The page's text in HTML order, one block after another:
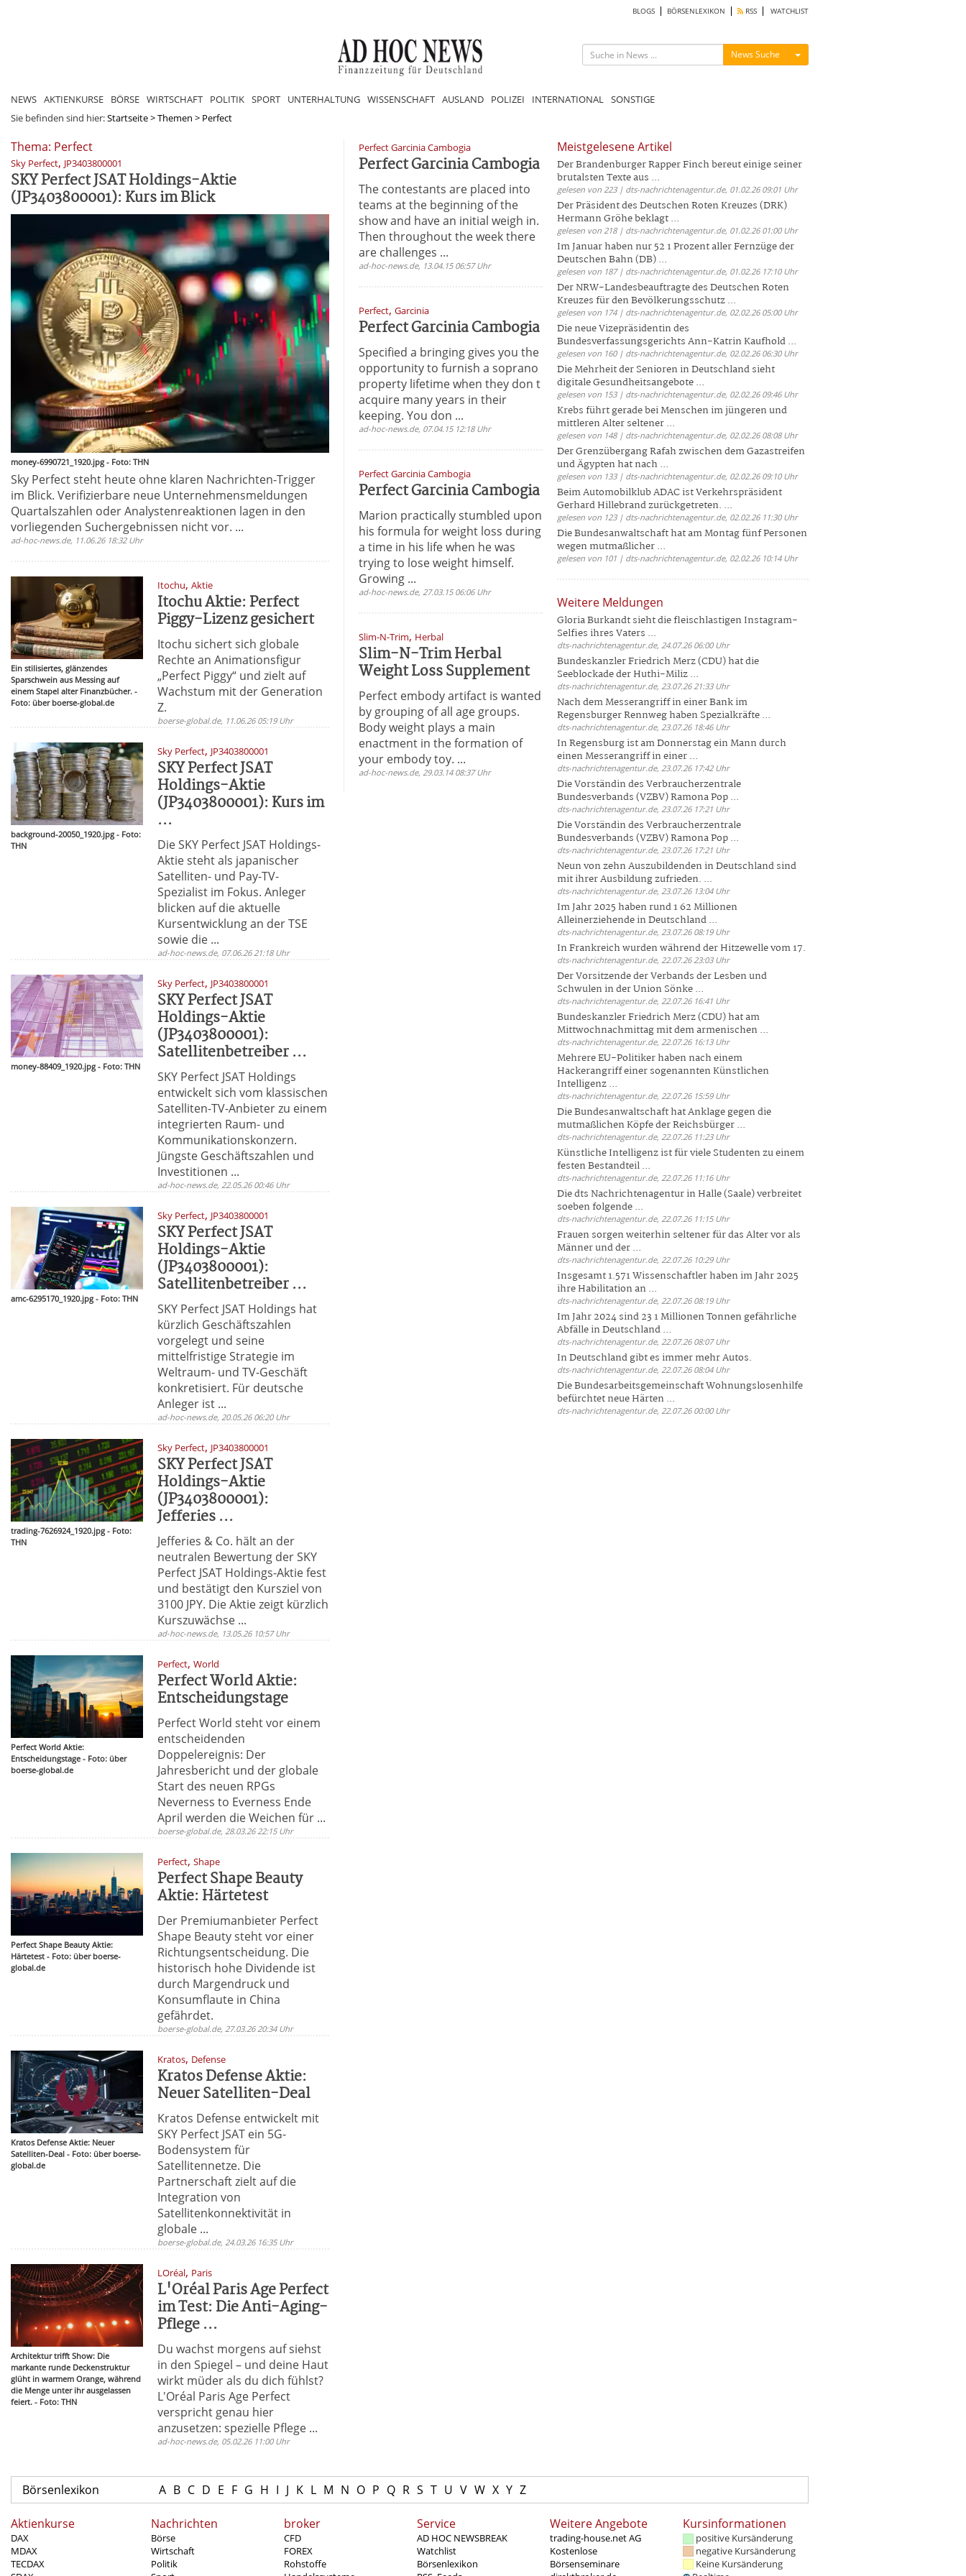
BLOGS BÖRSENLEXIKON RSS WATCHLIST
News Suche Menü ein-/ausblenden
NEWS AKTIENKURSE BÖRSE WIRTSCHAFT POLITIK SPORT UNTERHALTUNG WISSENSCHAFT AUSLAND POLIZEI INTERNATIONAL SONSTIGE
Sie befinden sind hier:Startseite>Themen > Perfect
Thema: Perfect
Sky Perfect, JP3403800001
SKY Perfect JSAT Holdings-Aktie
(JP3403800001): Kurs im Blick
money-6990721_1920.jpg - Foto: THN
Sky Perfect steht heute ohne klaren Nachrichten-Trigger
im Blick. Verifizierbare neue Unternehmensmeldungen
Quartalszahlen oder Analystenreaktionen lagen in den
vorliegenden Suchergebnissen nicht vor. ...
ad-hoc-news.de, 11.06.26 18:32 Uhr
Ein stilisiertes, glänzendes
Sparschwein aus Messing auf
einem Stapel alter Finanzbücher. -
Foto: über boerse-global.de
Itochu,Aktie
Itochu Aktie: Perfect
Piggy-Lizenz gesichert
Itochu sichert sich globale
Rechte an Animationsfigur
„Perfect Piggy“ und zielt auf
Wachstum mit der Generation
Z.
boerse-global.de, 11.06.26 05:19 Uhr
background-20050_1920.jpg - Foto:
THN
Sky Perfect, JP3403800001
SKY Perfect JSAT
Holdings-Aktie
(JP3403800001): Kurs im
...
Die SKY Perfect JSAT Holdings-
Aktie steht als japanischer
Satelliten- und Pay-TV-
Spezialist im Fokus. Anleger
blicken auf die aktuelle
Kursentwicklung an der TSE
sowie die ...
ad-hoc-news.de, 07.06.26 21:18 Uhr
money-88409_1920.jpg - Foto: THN
Sky Perfect, JP3403800001
SKY Perfect JSAT
Holdings-Aktie
(JP3403800001):
Satellitenbetreiber ...
SKY Perfect JSAT Holdings
entwickelt sich vom klassischen
Satelliten-TV-Anbieter zu einem
integrierten Raum- und
Kommunikationskonzern.
Jüngste Geschäftszahlen und
Investitionen ...
ad-hoc-news.de, 22.05.26 00:46 Uhr
amc-6295170_1920.jpg - Foto: THN
Sky Perfect, JP3403800001
SKY Perfect JSAT
Holdings-Aktie
(JP3403800001):
Satellitenbetreiber ...
SKY Perfect JSAT Holdings hat
kürzlich Geschäftszahlen
vorgelegt und seine
mittelfristige Strategie im
Weltraum- und TV-Geschäft
konkretisiert. Für deutsche
Anleger ist ...
ad-hoc-news.de, 20.05.26 06:20 Uhr
trading-7626924_1920.jpg - Foto:
THN
Sky Perfect, JP3403800001
SKY Perfect JSAT
Holdings-Aktie
(JP3403800001):
Jefferies ...
Jefferies & Co. hält an der
neutralen Bewertung der SKY
Perfect JSAT Holdings-Aktie fest
und bestätigt den Kursziel von
3100 JPY. Die Aktie zeigt kürzlich
Kurszuwächse ...
ad-hoc-news.de, 13.05.26 10:57 Uhr
Perfect World Aktie:
Entscheidungstage - Foto: über
boerse-global.de
Perfect,World
Perfect World Aktie:
Entscheidungstage
Perfect World steht vor einem
entscheidenden
Doppelereignis: Der
Jahresbericht und der globale
Start des neuen RPGs
Neverness to Everness Ende
April werden die Weichen für ...
boerse-global.de, 28.03.26 22:15 Uhr
Perfect Shape Beauty Aktie:
Härtetest - Foto: über boerse-
global.de
Perfect,Shape
Perfect Shape Beauty
Aktie: Härtetest
Der Premiumanbieter Perfect
Shape Beauty steht vor einer
Richtungsentscheidung. Die
historisch hohe Dividende ist
durch Margendruck und
Konsumflaute in China
gefährdet.
boerse-global.de, 27.03.26 20:34 Uhr
Kratos Defense Aktie: Neuer
Satelliten-Deal - Foto: über boerse-
global.de
Kratos, Defense
Kratos Defense Aktie:
Neuer Satelliten-Deal
Kratos Defense entwickelt mit
SKY Perfect JSAT ein 5G-
Bodensystem für
Satellitennetze. Die
Partnerschaft zielt auf die
Integration von
Satellitenkonnektivität in
globale ...
boerse-global.de, 24.03.26 16:35 Uhr
Architektur trifft Show: Die
markante runde Deckenstruktur
glüht in warmem Orange, während
die Menge unter ihr ausgelassen
feiert. - Foto: THN
LOréal, Paris
L'Oréal Paris Age Perfect
im Test: Die Anti-Aging-
Pflege ...
Du wachst morgens auf siehst
in den Spiegel – und deine Haut
wirkt müder als du dich fühlst?
L'Oréal Paris Age Perfect
verspricht genau hier
anzusetzen: spezielle Pflege ...
ad-hoc-news.de, 05.02.26 11:00 Uhr
Perfect Garcinia Cambogia
Perfect Garcinia Cambogia
The contestants are placed into
teams at the beginning of the
show and have an initial weigh in.
Then throughout the week there
are challenges ...
ad-hoc-news.de, 13.04.15 06:57 Uhr
Perfect, Garcinia
Perfect Garcinia Cambogia
Specified a bringing gives you the
opportunity to furnish a soprano
property lifetime when they don t
acquire many years in their
keeping. You don ...
ad-hoc-news.de, 07.04.15 12:18 Uhr
Perfect Garcinia Cambogia
Perfect Garcinia Cambogia
Marion practically stumbled upon
his formula for weight loss during
a time in his life when he was
trying to lose weight himself.
Growing ...
ad-hoc-news.de, 27.03.15 06:06 Uhr
Slim-N-Trim, Herbal
Slim-N-Trim Herbal
Weight Loss Supplement
Perfect embody artifact is wanted
by grouping of all age groups.
Body weight plays a main
enactment in the formation of
your embody toy. ...
ad-hoc-news.de, 29.03.14 08:37 Uhr
Meistgelesene Artikel
Der Brandenburger Rapper Finch bereut einige seiner
brutalsten Texte aus ...
gelesen von 223 | dts-nachrichtenagentur.de, 01.02.26 09:01 Uhr
Der Präsident des Deutschen Roten Kreuzes (DRK)
Hermann Gröhe beklagt ...
gelesen von 218 | dts-nachrichtenagentur.de, 01.02.26 01:00 Uhr
Im Januar haben nur 52 1 Prozent aller Fernzüge der
Deutschen Bahn (DB) ...
gelesen von 187 | dts-nachrichtenagentur.de, 01.02.26 17:10 Uhr
Der NRW-Landesbeauftragte des Deutschen Roten
Kreuzes für den Bevölkerungsschutz ...
gelesen von 174 | dts-nachrichtenagentur.de, 02.02.26 05:00 Uhr
Die neue Vizepräsidentin des
Bundesverfassungsgerichts Ann-Katrin Kaufhold ...
gelesen von 160 | dts-nachrichtenagentur.de, 02.02.26 06:30 Uhr
Die Mehrheit der Senioren in Deutschland sieht
digitale Gesundheitsangebote ...
gelesen von 153 | dts-nachrichtenagentur.de, 02.02.26 09:46 Uhr
Krebs führt gerade bei Menschen im jüngeren und
mittleren Alter seltener ...
gelesen von 148 | dts-nachrichtenagentur.de, 02.02.26 08:08 Uhr
Der Grenzübergang Rafah zwischen dem Gazastreifen
und Ägypten hat nach ...
gelesen von 133 | dts-nachrichtenagentur.de, 02.02.26 09:10 Uhr
Beim Automobilklub ADAC ist Verkehrspräsident
Gerhard Hillebrand zurückgetreten. ...
gelesen von 123 | dts-nachrichtenagentur.de, 02.02.26 11:30 Uhr
Die Bundesanwaltschaft hat am Montag fünf Personen
wegen mutmaßlicher ...
gelesen von 101 | dts-nachrichtenagentur.de, 02.02.26 10:14 Uhr
Weitere Meldungen
Gloria Burkandt sieht die fleischlastigen Instagram-
Selfies ihres Vaters ...
dts-nachrichtenagentur.de, 24.07.26 06:00 Uhr
Bundeskanzler Friedrich Merz (CDU) hat die
Seeblockade der Huthi-Miliz ...
dts-nachrichtenagentur.de, 23.07.26 21:33 Uhr
Nach dem Messerangriff in einer Bank im
Regensburger Rennweg haben Spezialkräfte ...
dts-nachrichtenagentur.de, 23.07.26 18:46 Uhr
In Regensburg ist am Donnerstag ein Mann durch
einen Messerangriff in einer ...
dts-nachrichtenagentur.de, 23.07.26 17:42 Uhr
Die Vorständin des Verbraucherzentrale
Bundesverbands (VZBV) Ramona Pop ...
dts-nachrichtenagentur.de, 23.07.26 17:21 Uhr
Die Vorständin des Verbraucherzentrale
Bundesverbands (VZBV) Ramona Pop ...
dts-nachrichtenagentur.de, 23.07.26 17:21 Uhr
Neun von zehn Auszubildenden in Deutschland sind
mit ihrer Ausbildung zufrieden. ...
dts-nachrichtenagentur.de, 23.07.26 13:04 Uhr
Im Jahr 2025 haben rund 1 62 Millionen
Alleinerziehende in Deutschland ...
dts-nachrichtenagentur.de, 23.07.26 08:19 Uhr
In Frankreich wurden während der Hitzewelle vom 17.
dts-nachrichtenagentur.de, 22.07.26 23:03 Uhr
Der Vorsitzende der Verbands der Lesben und
Schwulen in der Union Sönke ...
dts-nachrichtenagentur.de, 22.07.26 16:41 Uhr
Bundeskanzler Friedrich Merz (CDU) hat am
Mittwochnachmittag mit dem armenischen ...
dts-nachrichtenagentur.de, 22.07.26 16:13 Uhr
Mehrere EU-Politiker haben nach einem
Hackerangriff einer sogenannten Künstlichen
Intelligenz ...
dts-nachrichtenagentur.de, 22.07.26 15:59 Uhr
Die Bundesanwaltschaft hat Anklage gegen die
mutmaßlichen Köpfe der Reichsbürger ...
dts-nachrichtenagentur.de, 22.07.26 11:23 Uhr
Künstliche Intelligenz ist für viele Studenten zu einem
festen Bestandteil ...
dts-nachrichtenagentur.de, 22.07.26 11:16 Uhr
Die dts Nachrichtenagentur in Halle (Saale) verbreitet
soeben folgende ...
dts-nachrichtenagentur.de, 22.07.26 11:15 Uhr
Frauen sorgen weiterhin seltener für das Alter vor als
Männer und der ...
dts-nachrichtenagentur.de, 22.07.26 10:29 Uhr
Insgesamt 1.571 Wissenschaftler haben im Jahr 2025
ihre Habilitation an ...
dts-nachrichtenagentur.de, 22.07.26 08:19 Uhr
Im Jahr 2024 sind 23 1 Millionen Tonnen gefährliche
Abfälle in Deutschland ...
dts-nachrichtenagentur.de, 22.07.26 08:07 Uhr
In Deutschland gibt es immer mehr Autos.
dts-nachrichtenagentur.de, 22.07.26 08:04 Uhr
Die Bundesarbeitsgemeinschaft Wohnungslosenhilfe
befürchtet neue Härten ...
dts-nachrichtenagentur.de, 22.07.26 00:00 Uhr
Börsenlexikon A B C D E F G H I J K L M N O P Q R S T U V W X Y Z
Aktienkurse
DAX
MDAX
TECDAX
Nachrichten
Börse
Wirtschaft
Politik
broker
CFD
FOREX
Rohstoffe
Service
AD HOC NEWSBREAK
Watchlist
Börsenlexikon
Weitere Angebote
trading-house.net AG
Kostenlose
Börsenseminare
Kursinformationen
positive Kursänderung
negative Kursänderung
Keine Kursänderung